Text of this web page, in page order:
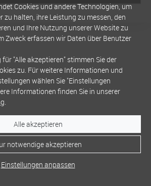
Cookies und andere Technologien, um
zu halten, ihre Leistung zu messen, den
und Ihre Nutzung unserer Website zu
Zweck erfassen wir Daten über Benutzer
"Alle akzeptieren" stimmen Sie der
zu. Für weitere Informationen und
wählen Sie "Einstellungen
Informationen finden Sie in unserer
.
Alle akzeptieren
notwendige akzeptieren
Einstellungen anpassen